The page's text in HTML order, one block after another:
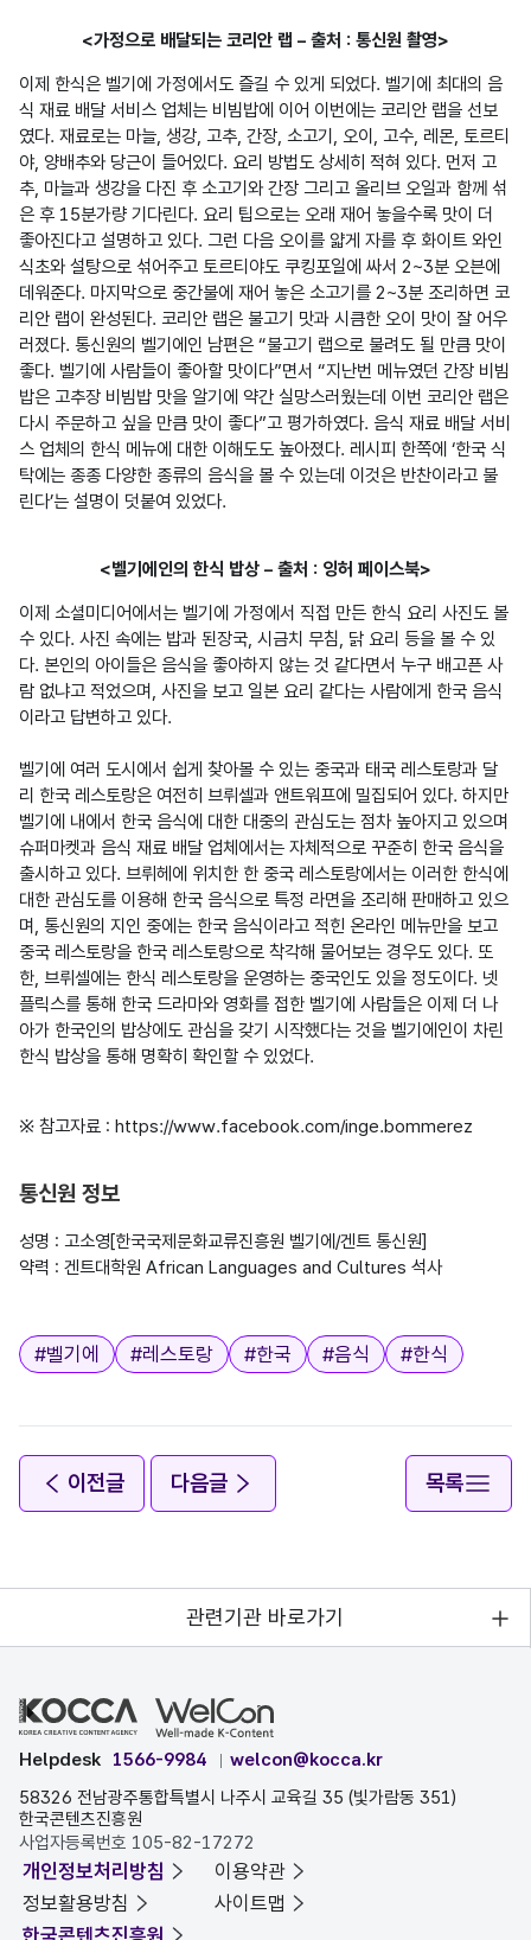
<가정으로 배달되는 코리안 랩 – 출처 : 통신원 촬영>
이제 한식은 벨기에 가정에서도 즐길 수 있게 되었다. 벨기에 최대의 음
식 재료 배달 서비스 업체는 비빔밥에 이어 이번에는 코리안 랩을 선보
였다. 재료로는 마늘, 생강, 고추, 간장, 소고기, 오이, 고수, 레몬, 토르티
야, 양배추와 당근이 들어있다. 요리 방법도 상세히 적혀 있다. 먼저 고
추, 마늘과 생강을 다진 후 소고기와 간장 그리고 올리브 오일과 함께 섞
은 후 15분가량 기다린다. 요리 팁으로는 오래 재어 놓을수록 맛이 더
좋아진다고 설명하고 있다. 그런 다음 오이를 얇게 자를 후 화이트 와인
식초와 설탕으로 섞어주고 토르티야도 쿠킹포일에 싸서 2~3분 오븐에
데워준다. 마지막으로 중간불에 재어 놓은 소고기를 2~3분 조리하면 코
리안 랩이 완성된다. 코리안 랩은 불고기 맛과 시큼한 오이 맛이 잘 어우
러졌다. 통신원의 벨기에인 남편은 “불고기 랩으로 불려도 될 만큼 맛이
좋다. 벨기에 사람들이 좋아할 맛이다”면서 “지난번 메뉴였던 간장 비빔
밥은 고추장 비빔밥 맛을 알기에 약간 실망스러웠는데 이번 코리안 랩은
다시 주문하고 싶을 만큼 맛이 좋다”고 평가하였다. 음식 재료 배달 서비
스 업체의 한식 메뉴에 대한 이해도도 높아졌다. 레시피 한쪽에 ‘한국 식
탁에는 종종 다양한 종류의 음식을 볼 수 있는데 이것은 반찬이라고 불
<벨기에인의 한식 밥상 – 출처 : 잉허 페이스북>
이제 소셜미디어에서는 벨기에 가정에서 직접 만든 한식 요리 사진도 볼
수 있다. 사진 속에는 밥과 된장국, 시금치 무침, 닭 요리 등을 볼 수 있
다. 본인의 아이들은 음식을 좋아하지 않는 것 같다면서 누구 배고픈 사
람 없냐고 적었으며, 사진을 보고 일본 요리 같다는 사람에게 한국 음식
이라고 답변하고 있다.
벨기에 여러 도시에서 쉽게 찾아볼 수 있는 중국과 태국 레스토랑과 달
리 한국 레스토랑은 여전히 브뤼셀과 앤트워프에 밀집되어 있다. 하지만
벨기에 내에서 한국 음식에 대한 대중의 관심도는 점차 높아지고 있으며
슈퍼마켓과 음식 재료 배달 업체에서는 자체적으로 꾸준히 한국 음식을
출시하고 있다. 브뤼헤에 위치한 한 중국 레스토랑에서는 이러한 한식에
대한 관심도를 이용해 한국 음식으로 특정 라면을 조리해 판매하고 있으
며, 통신원의 지인 중에는 한국 음식이라고 적힌 온라인 메뉴만을 보고
중국 레스토랑을 한국 레스토랑으로 착각해 물어보는 경우도 있다. 또
한, 브뤼셀에는 한식 레스토랑을 운영하는 중국인도 있을 정도이다. 넷
플릭스를 통해 한국 드라마와 영화를 접한 벨기에 사람들은 이제 더 나
아가 한국인의 밥상에도 관심을 갖기 시작했다는 것을 벨기에인이 차린
※ 참고자료 : https://www.facebook.com/inge.bommerez
통신원 정보
성명 : 고소영[한국국제문화교류진흥원 벨기에/겐트 통신원]
약력 : 겐트대학원 African Languages and Cultures 석사
태그
#벨기에 #레스토랑 #한국 #음식 #한식
이전글 다음글 목록
관련기관 바로가기
Helpdesk 1566-9984
welcon@kocca.kr
58326 전남광주통합특별시 나주시 교육길 35 (빛가람동 351)
한국콘텐츠진흥원
사업자등록번호 105-82-17272
개인정보처리방침
이용약관
정보활용방침
사이트맵
한국콘텐츠진흥원